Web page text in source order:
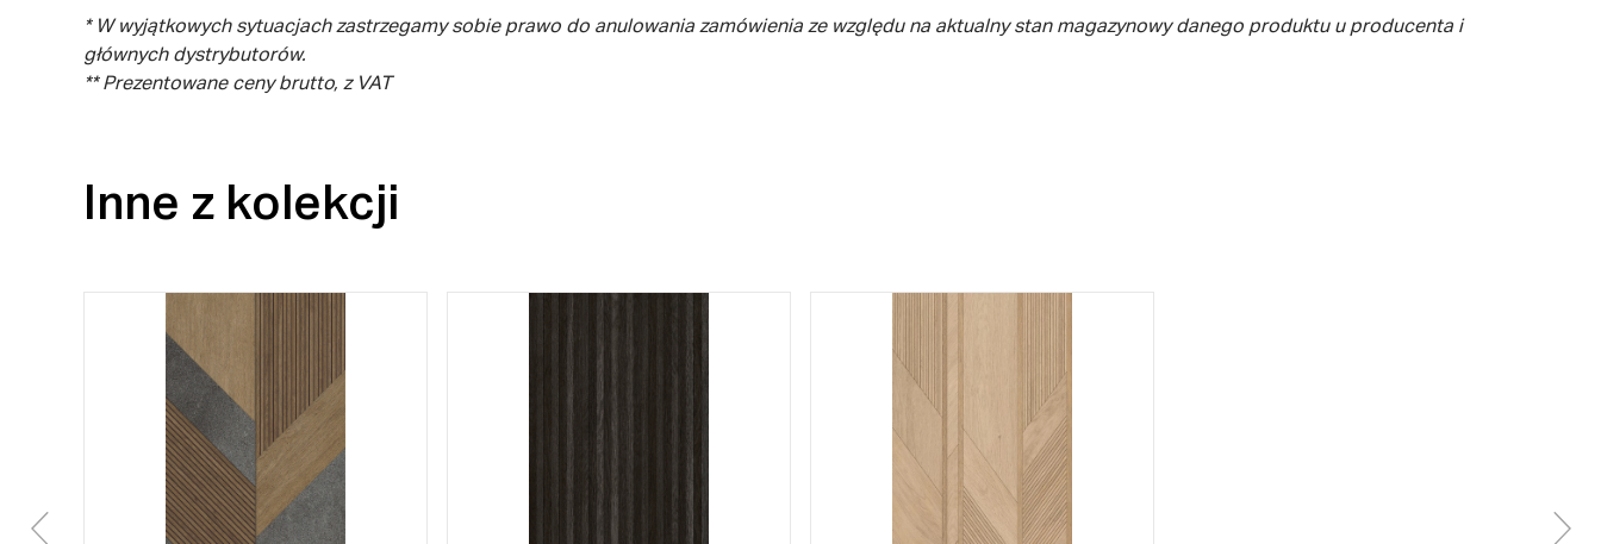
* W wyjątkowych sytuacjach zastrzegamy sobie prawo do anulowania zamówienia ze względu na aktualny stan magazynowy danego produktu u producenta i
głównych dystrybutorów.
** Prezentowane ceny brutto, z VAT
Inne z kolekcji